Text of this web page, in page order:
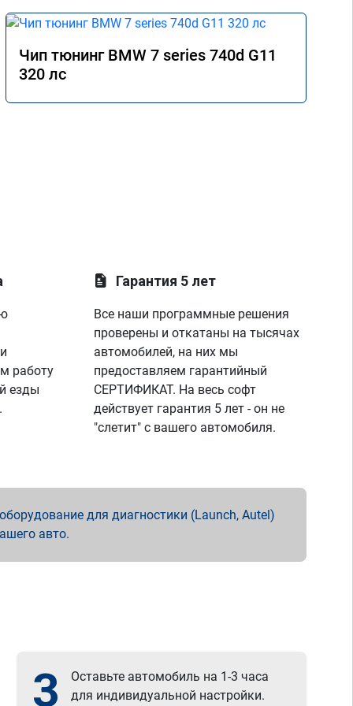
цилиндра,льет,еду к себе в гараж,меняю и
по сервисам Томска,мне то одно скажут,то
другое,менял всё что говорили,но никто
Чип тюнинг BMW 7 series 740d G11
320 лс
работу
езды
Гарантия 5 лет
Все наши программные решения
проверены и откатаны на тысячах
автомобилей, на них мы
предоставляем гарантийный
СЕРТИФИКАТ. На весь софт
действует гарантия 5 лет - он не
"слетит" с вашего автомобиля.
для диагностики (Launch, Autel)
авто.
3
Оставьте автомобиль на 1-3 часа
для индивидуальной настройки.